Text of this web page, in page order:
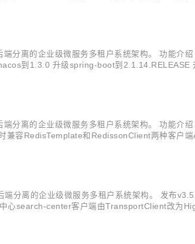
离的企业级微服务多租户系统架构。 功能介
到1.3.0 升级spring-boot到
离的企业级微服务多租户系统架构。 功能介
容RedisTemplate和RedissonClient两种客户
分离的企业级微服务多租户系统架构。 发布
心search-center客户端由TransportClient改为